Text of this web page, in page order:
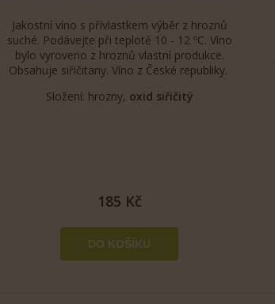
Jakostní víno s přívlastkem výběr z hroznů
suché. Podávejte při teplotě 10 - 12 ºC. Víno
bylo vyroveno z hroznů vlastní produkce.
Obsahuje siřičitany. Víno z České republiky.
Složení: hrozny, oxid siřičitý
185 Kč